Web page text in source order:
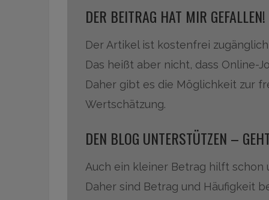
DER BEITRAG HAT MIR
Der Artikel ist kostenfrei
Das heißt aber nicht, dass Online-
Daher gibt es die Möglichkeit zur
Wertschätzung.
DEN BLOG UNTERSTÜTZEN –
Auch ein kleiner Betrag hilft schon
Daher sind Betrag und Häufigkeit